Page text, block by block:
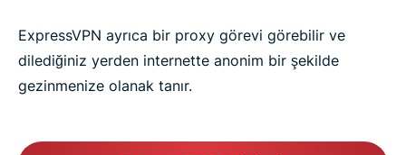
ExpressVPN ayrıca bir proxy görevi görebilir ve
dilediğiniz yerden internette anonim bir şekilde
gezinmenize olanak tanır.